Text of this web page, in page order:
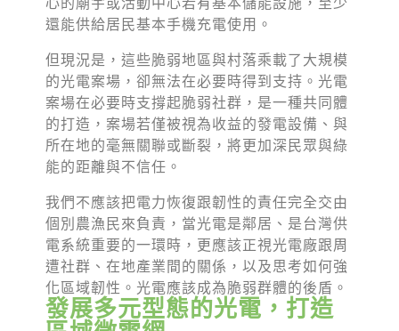
還能供給居民基本手機充電使用。
但現況是，這些脆弱地區與村落乘載了大規模
的光電案場，卻無法在必要時得到支持。光電
案場在必要時支撐起脆弱社群，是一種共同體
的打造，案場若僅被視為收益的發電設備、與
所在地的毫無關聯或斷裂，將更加深民眾與綠
能的距離與不信任。
我們不應該把電力恢復跟韌性的責任完全交由
個別農漁民來負責，當光電是鄰居、是台灣供
電系統重要的一環時，更應該正視光電廠跟周
遭社群、在地產業間的關係，以及思考如何強
化區域韌性。光電應該成為脆弱群體的後盾。
發展多元型態的光電，打造